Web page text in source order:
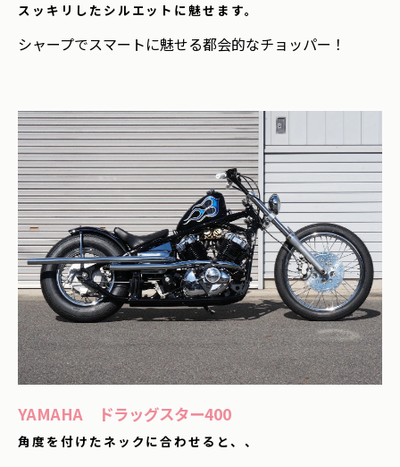
スッキリしたシルエットに魅せます。
シャープでスマートに魅せる都会的なチョッパー！
YAMAHA ドラッグスター400
角度を付けたネックに合わせると、、